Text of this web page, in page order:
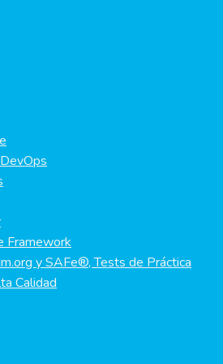
Framework
y SAFe®, Tests de Práctica
Calidad